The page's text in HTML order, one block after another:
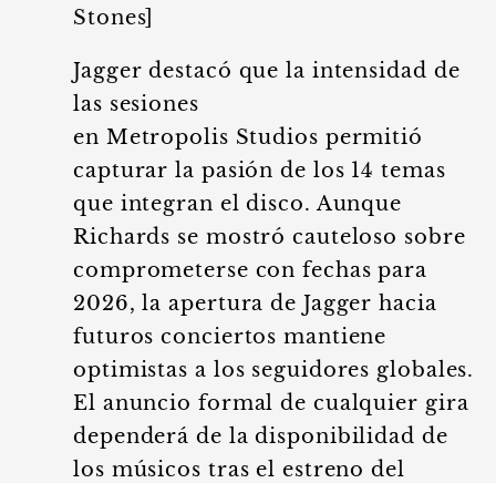
Stones]
Jagger destacó que la intensidad de
las sesiones
en Metropolis Studios permitió
capturar la pasión de los 14 temas
que integran el disco. Aunque
Richards se mostró cauteloso sobre
comprometerse con fechas para
2026, la apertura de Jagger hacia
futuros conciertos mantiene
optimistas a los seguidores globales.
El anuncio formal de cualquier gira
dependerá de la disponibilidad de
los músicos tras el estreno del